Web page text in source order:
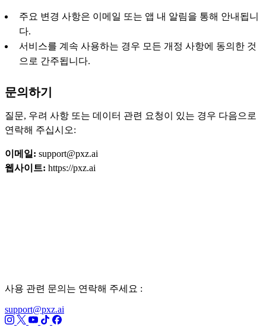
주요 변경 사항은 이메일 또는 앱 내 알림을 통해 안내됩니
다.
서비스를 계속 사용하는 경우 모든 개정 사항에 동의한 것
으로 간주됩니다.
문의하기
질문, 우려 사항 또는 데이터 관련 요청이 있는 경우 다음으로
연락해 주십시오:
이메일: support@pxz.ai
웹사이트: https://pxz.ai
사용 관련 문의는 연락해 주세요 :
support@pxz.ai